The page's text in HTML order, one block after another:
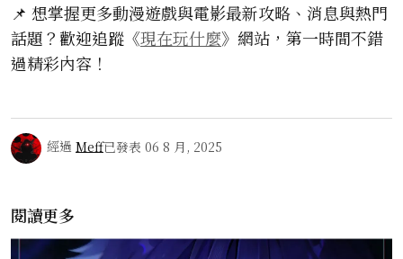
📌 想掌握更多動漫遊戲與電影最新攻略、消息與熱門
話題？歡迎追蹤《現在玩什麼》網站，第一時間不錯
過精彩內容！
經過 Meff已發表 06 8 月, 2025
閱讀更多